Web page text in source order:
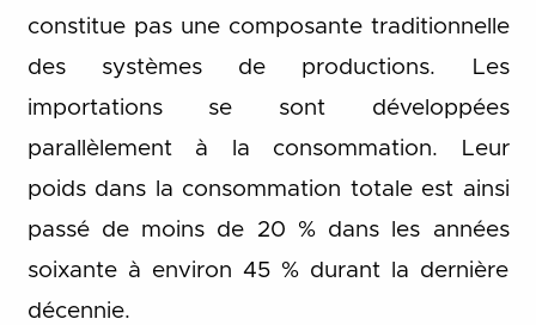
constitue pas une composante traditionnelle
des systèmes de productions. Les
importations se sont développées
parallèlement à la consommation. Leur
poids dans la consommation totale est ainsi
passé de moins de 20 % dans les années
soixante à environ 45 % durant la dernière
décennie.